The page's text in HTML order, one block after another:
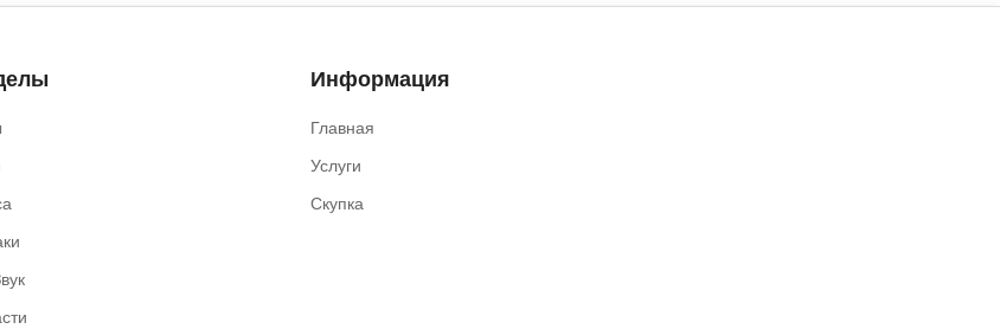
Информация
Главная
Услуги
Скупка